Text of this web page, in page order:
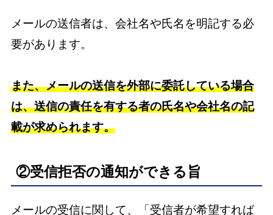
メールの送信者は、会社名や氏名を明記する必
要があります。
また、メールの送信を外部に委託している場合
は、送信の責任を有する者の氏名や会社名の記
載が求められます。
②受信拒否の通知ができる旨
メールの受信に関して、「受信者が希望すれば